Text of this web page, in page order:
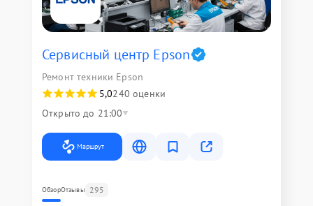
Сервисный центр Epson
Ремонт техники Epson
5,0240 оценки
Открыто до 21:00
Маршрут
ОбзорОтзывы 295